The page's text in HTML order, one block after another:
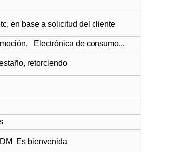
en base a solicitud del cliente
, Electrónica de consumo...
retorciendo
Es bienvenida